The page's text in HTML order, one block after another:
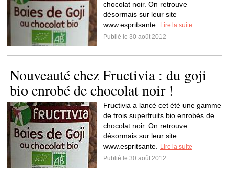
chocolat noir. On retrouve
désormais sur leur site
www.espritsante.
Lire la suite
Publié le 30 août 2012
Nouveauté chez Fructivia : du goji
bio enrobé de chocolat noir !
Fructivia a lancé cet été une gamme
de trois superfruits bio enrobés de
chocolat noir. On retrouve
désormais sur leur site
www.espritsante.
Lire la suite
Publié le 30 août 2012